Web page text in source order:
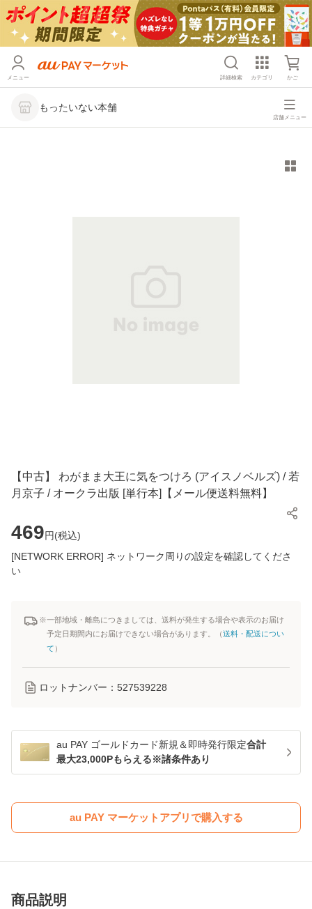
メニュー 詳細検索 カテゴリ かご
もったいない本舗
店舗メニュー
【中古】 わがまま大王に気をつけろ (アイスノベルズ) / 若
月京子 / オークラ出版 [単行本]【メール便送料無料】
469円(税込)
[NETWORK ERROR] ネットワーク周りの設定を確認してくださ
い
※一部地域・離島につきましては、送料が発生する場合や表示のお届け
予定日期間内にお届けできない場合があります。（送料・配送につい
て ）
ロットナンバー： 527539228
au PAY ゴールドカード新規＆即時発行限定合計
最大23,000Pもらえる※諸条件あり
au PAY マーケットアプリで購入する
商品説明